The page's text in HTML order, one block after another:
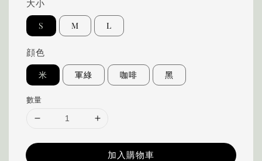
大小
S M L
顔色
米 軍綠 咖啡 黑
數量
加入購物車